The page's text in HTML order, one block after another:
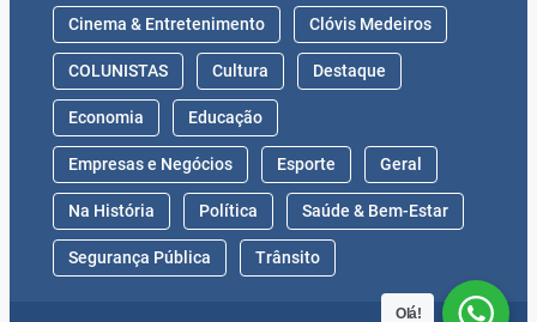
Cinema & Entretenimento Clóvis Medeiros
COLUNISTAS Cultura Destaque
Economia Educação
Empresas e Negócios Esporte Geral
Na História Política Saúde & Bem-Estar
Segurança Pública Trânsito
Olá!